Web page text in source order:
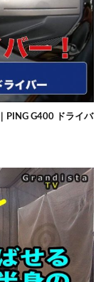
PING G400 ドライバ